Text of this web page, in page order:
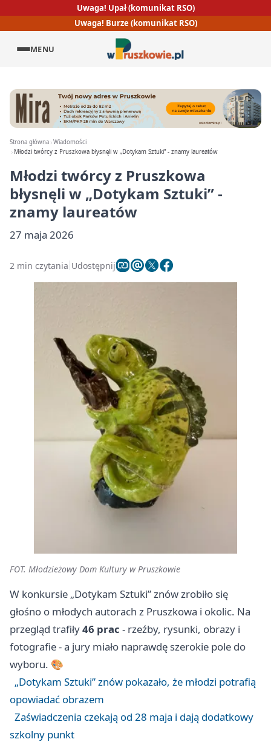
Uwaga! Upał (komunikat RSO)
Uwaga! Burze (komunikat RSO)
MENU
Strona główna Wiadomości
Młodzi twórcy z Pruszkowa błysnęli w „Dotykam Sztuki” - znamy laureatów
Młodzi twórcy z Pruszkowa
błysnęli w „Dotykam Sztuki” -
znamy laureatów
27 maja 2026
2 min czytania Udostępnij
FOT. Młodzieżowy Dom Kultury w Pruszkowie
W konkursie „Dotykam Sztuki” znów zrobiło się
głośno o młodych autorach z Pruszkowa i okolic. Na
przegląd trafiły46 prac - rzeźby, rysunki, obrazy i
fotografie - a jury miało naprawdę szerokie pole do
wyboru. 🎨
„Dotykam Sztuki” znów pokazało, że młodzi potrafią
opowiadać obrazem
Zaświadczenia czekają od 28 maja i dają dodatkowy
szkolny punkt